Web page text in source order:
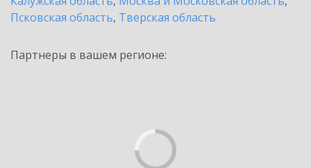
Псковская область, Тверская область
Партнеры в вашем регионе: